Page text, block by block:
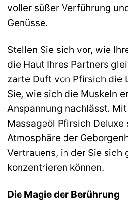
voller süßer Verführung
Genüsse.
Stellen Sie sich vor, wie
die Haut Ihres Partners
zarte Duft von Pfirsich die
Sie, wie sich die Muskeln
Anspannung nachlässt. Mit
Massageöl Pfirsich Deluxe
Atmosphäre der
Vertrauens, in der Sie sich
konzentrieren können.
Die Magie der Berührung